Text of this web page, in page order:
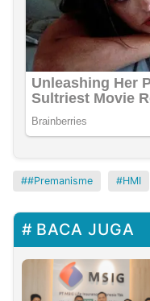
#Premanisme HMI
BACA JUGA